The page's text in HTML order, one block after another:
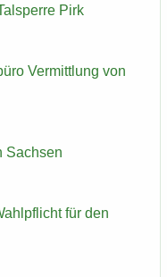
Pirk
Ver­mitt­lung von
Sach­sen
für den